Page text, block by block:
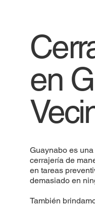
en
Guaynabo es
cerrajería de
en tareas
demasiado en
También